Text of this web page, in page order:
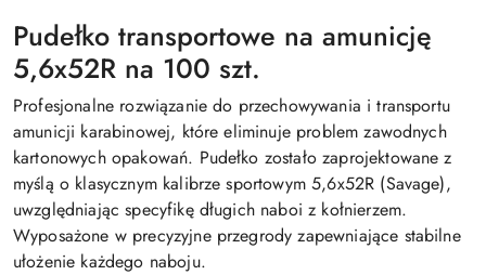
Pudełko transportowe na amunicję
5,6x52R na 100 szt.
Profesjonalne rozwiązanie do przechowywania i transportu
amunicji karabinowej, które eliminuje problem zawodnych
kartonowych opakowań. Pudełko zostało zaprojektowane z
myślą o klasycznym kalibrze sportowym 5,6x52R (Savage),
uwzględniając specyfikę długich naboi z kołnierzem.
Wyposażone w precyzyjne przegrody zapewniające stabilne
ułożenie każdego naboju.